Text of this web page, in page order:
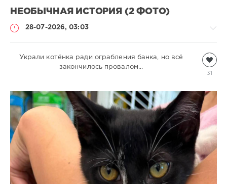
НЕОБЫЧНАЯ ИСТОРИЯ (2 ФОТО)
28-07-2026, 03:03
Кошки
1
31
Украли котёнка ради ограбления банка, но всё
закончилось провалом...